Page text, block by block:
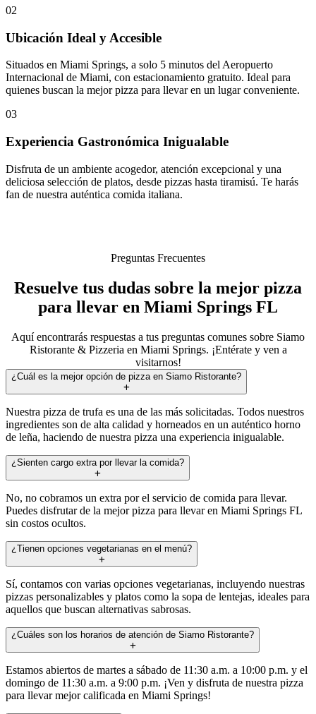
02
Ubicación Ideal y Accesible
Situados en Miami Springs, a solo 5 minutos del Aeropuerto
Internacional de Miami, con estacionamiento gratuito. Ideal para
quienes buscan la mejor pizza para llevar en un lugar conveniente.
03
Experiencia Gastronómica Inigualable
Disfruta de un ambiente acogedor, atención excepcional y una
deliciosa selección de platos, desde pizzas hasta tiramisú. Te harás
fan de nuestra auténtica comida italiana.
Preguntas Frecuentes
Resuelve tus dudas sobre la mejor pizza
para llevar en Miami Springs FL
Aquí encontrarás respuestas a tus preguntas comunes sobre Siamo
Ristorante & Pizzeria en Miami Springs. ¡Entérate y ven a
visitarnos!
¿Cuál es la mejor opción de pizza en Siamo Ristorante?
Nuestra pizza de trufa es una de las más solicitadas. Todos nuestros
ingredientes son de alta calidad y horneados en un auténtico horno
de leña, haciendo de nuestra pizza una experiencia inigualable.
¿Sienten cargo extra por llevar la comida?
No, no cobramos un extra por el servicio de comida para llevar.
Puedes disfrutar de la mejor pizza para llevar en Miami Springs FL
sin costos ocultos.
¿Tienen opciones vegetarianas en el menú?
Sí, contamos con varias opciones vegetarianas, incluyendo nuestras
pizzas personalizables y platos como la sopa de lentejas, ideales para
aquellos que buscan alternativas sabrosas.
¿Cuáles son los horarios de atención de Siamo Ristorante?
Estamos abiertos de martes a sábado de 11:30 a.m. a 10:00 p.m. y el
domingo de 11:30 a.m. a 9:00 p.m. ¡Ven y disfruta de nuestra pizza
para llevar mejor calificada en Miami Springs!